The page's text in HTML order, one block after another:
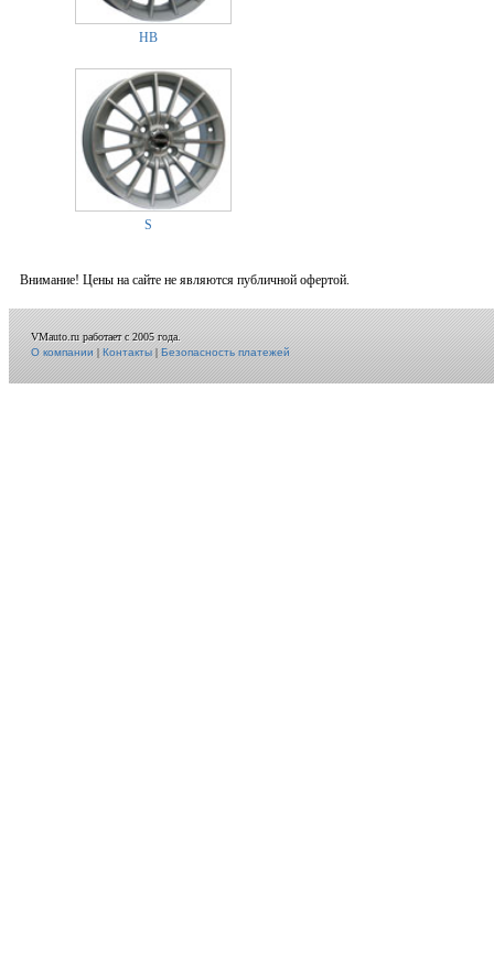
HB
S
Внимание! Цены на сайте не являются публичной офертой.
VMauto.ru работает с 2005 года.
О компании|Контакты|Безопасность платежей